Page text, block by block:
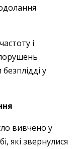
і
у
вивчено у
які звернулися